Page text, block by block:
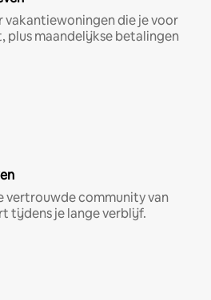
vakantiewoningen die je voor
plus maandelijkse betalingen
vertrouwde community van
tijdens je lange verblijf.